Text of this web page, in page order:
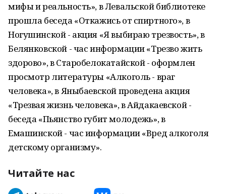
мифы и реальность», в Левальской библиотеке
прошла беседа «Откажись от спиртного», в
Ногушинской - акция «Я выбираю трезвость», в
Белянковской - час информации «Трезво жить
здорово», в Старобелокатайской - оформлен
просмотр литературы «Алкоголь - враг
человека», в Яныбаевской проведена акция
«Трезвая жизнь человека», в Айдакаевской -
беседа «Пьянство губит молодежь», в
Емашинской - час информации «Вред алкоголя
детскому организму».
Читайте нас